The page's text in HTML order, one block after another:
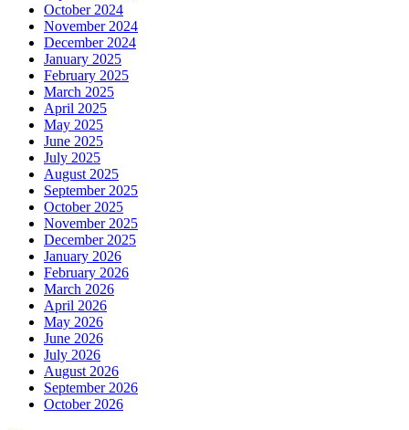
October 2024
November 2024
December 2024
January 2025
February 2025
March 2025
April 2025
May 2025
June 2025
July 2025
August 2025
September 2025
October 2025
November 2025
December 2025
January 2026
February 2026
March 2026
April 2026
May 2026
June 2026
July 2026
August 2026
September 2026
October 2026